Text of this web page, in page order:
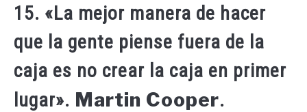
15. «La mejor manera de hacer
que la gente piense fuera de la
caja es no crear la caja en primer
lugar». Martin Cooper.